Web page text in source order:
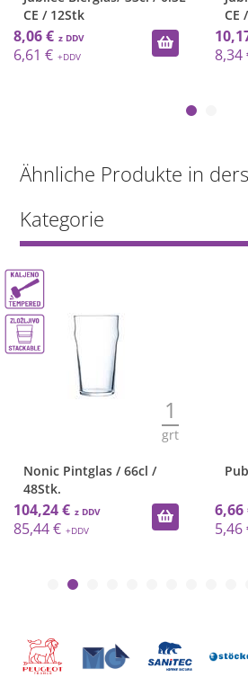
CE / 12Stk
8,06 €
6,61 €
CE
8,34
Ähnliche Produkte in
Kategorie
1
grt
Nonic Pintglas / 66cl /
48Stk.
104,24 €
85,44 €
6,66
5,46